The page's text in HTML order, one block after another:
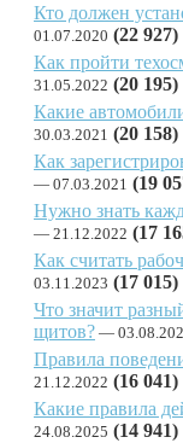
Кто должен
01.07.2020 (22 927)
Как пройти
31.05.2022 (20 195)
Какие
30.03.2021 (20 158)
Как
07.03.2021 (19
Нужно знать
21.12.2022 (17
Как считать
03.11.2023 (17 015)
Что значит
щитов?
Правила
21.12.2022 (16 041)
Какие правила
24.08.2025 (14 941)